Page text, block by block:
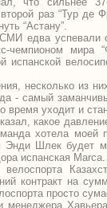
раз “Тур де
“Астану”.
едва успевали
чемпионом мира
испанской
несколько из
- самый
время уходит и
какое
хотела моей
Энди Шлек будет
испанская Marca.
контракт на
просто
менеджера